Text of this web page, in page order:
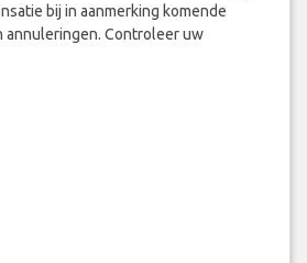
bij in aanmerking komende
Controleer uw